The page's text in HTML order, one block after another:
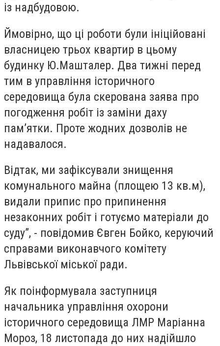
із надбудовою.
Ймовірно, що ці роботи були ініційовані
власницею трьох квартир в цьому
будинку Ю.Машталер. Два тижні перед
тим в управління історичного
середовища була скерована заява про
погодження робіт із заміни даху
памʼятки. Проте жодних дозволів не
надавалося.
Відтак, ми зафіксували знищення
комунального майна (площею 13 кв.м),
видали припис про припинення
незаконних робіт і готуємо матеріали до
суду”, - повідомив Євген Бойко, керуючий
справами виконавчого комітету
Львівської міської ради.
Як поінформувала заступниця
начальника управління охорони
історичного середовища ЛМР Маріанна
Мороз, 18 листопада до них надійшло